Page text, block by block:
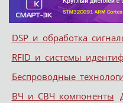
Меню
Skip to content
DSP и обработка
RFID и системы
Беспроводные
ВЧ и СВЧ компоненты